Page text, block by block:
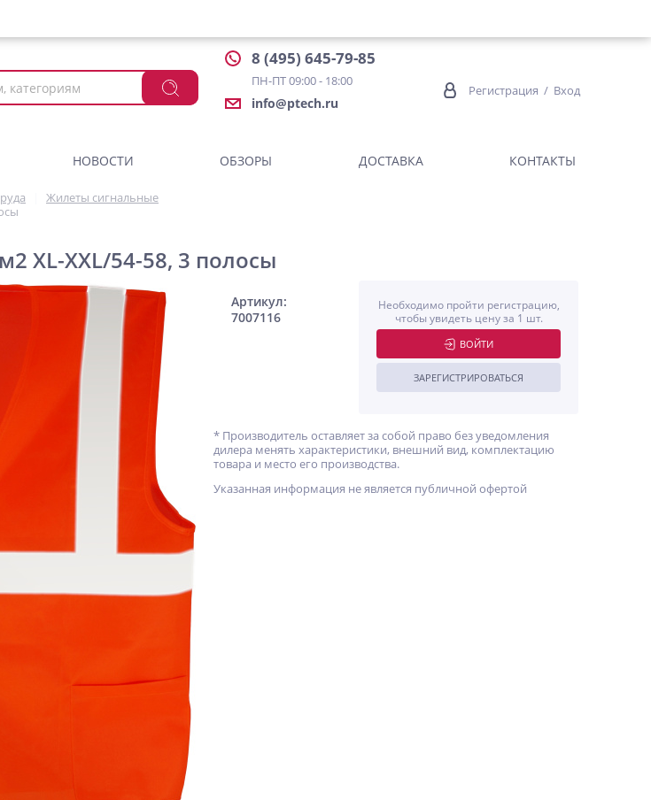
8 (495) 645-79-85
ПН-ПТ 09:00 - 18:00
info@ptech.ru
Регистрация / Вход
НОВОСТИ ОБЗОРЫ ДОСТАВКА КОНТАКТЫ
Жилеты сигнальные
XL-XXL/54-58, 3 полосы
Артикул:
7007116
Необходимо пройти регистрацию,
чтобы увидеть цену за 1 шт.
ВОЙТИ
ЗАРЕГИСТРИРОВАТЬСЯ
* Производитель оставляет за собой право без уведомления
дилера менять характеристики, внешний вид, комплектацию
товара и место его производства.
Указанная информация не является публичной офертой